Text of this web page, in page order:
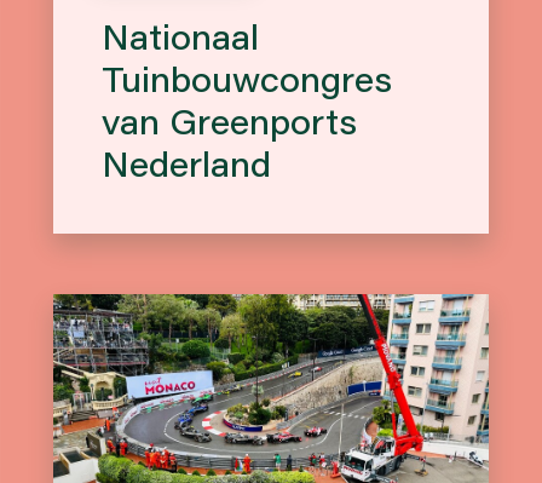
Nationaal
Tuinbouwcongres
van Greenports
Nederland